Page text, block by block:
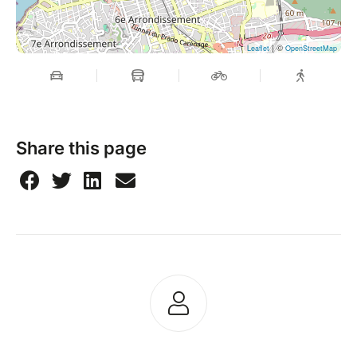
même les comédien.nes !
Parlez-en autour de vous ! Leaflet| © OpenStreetMap
Share this page